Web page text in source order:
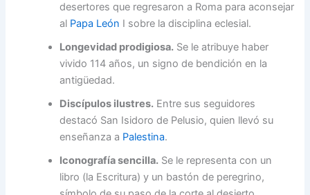
desertores que regresaron a Roma para aconsejar
al Papa León I sobre la disciplina eclesial.
Longevidad prodigiosa. Se le atribuye haber
vivido 114 años, un signo de bendición en la
antigüedad.
Discípulos ilustres. Entre sus seguidores
destacó San Isidoro de Pelusio, quien llevó su
enseñanza a Palestina.
Iconografía sencilla. Se le representa con un
libro (la Escritura) y un bastón de peregrino,